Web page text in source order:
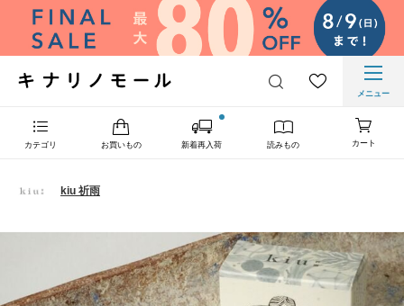
メニュー
カテゴリ お買いもの 新着再入荷 読みもの カート
kiu 祈雨